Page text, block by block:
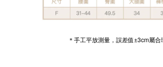
＊手工平放測量，誤差值±3cm屬合